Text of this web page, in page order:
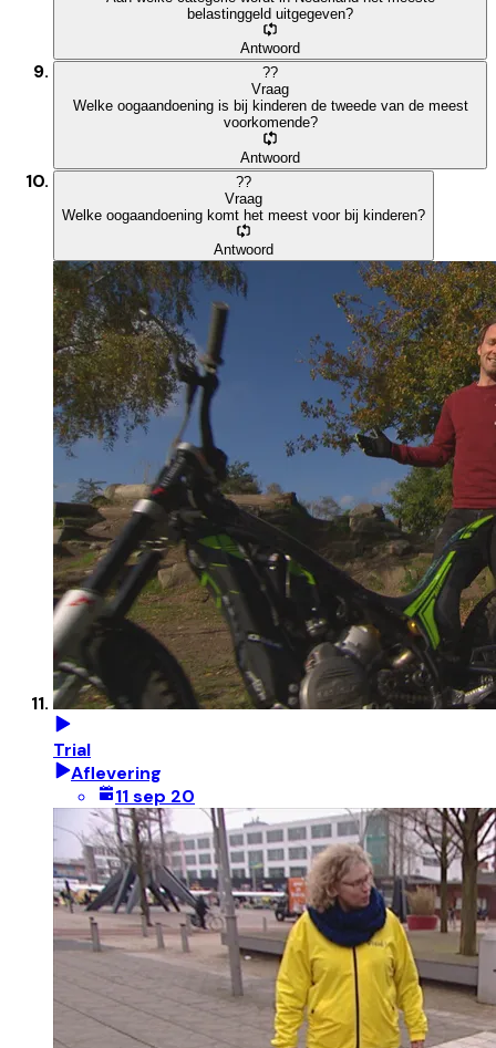
belastinggeld uitgegeven?
Antwoord
??
Vraag
Welke oogaandoening is bij kinderen de tweede van de meest
voorkomende?
Antwoord
??
Vraag
Welke oogaandoening komt het meest voor bij kinderen?
Antwoord
Trial
Aflevering
11 sep 20